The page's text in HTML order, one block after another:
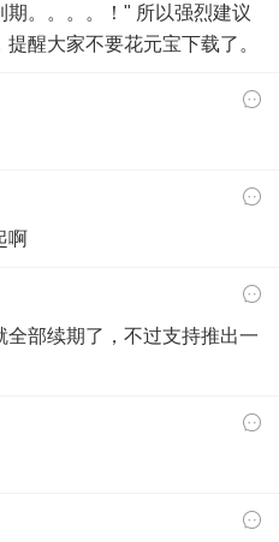
。。。。！" 所以强烈建议
醒大家不要花元宝下载了。
啊
部续期了，不过支持推出一